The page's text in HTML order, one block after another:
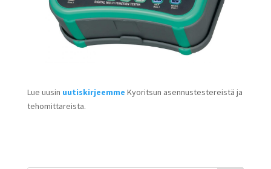
Lue uusin uutiskirjeemme Kyoritsun asennustestereistä ja
tehomittareista.